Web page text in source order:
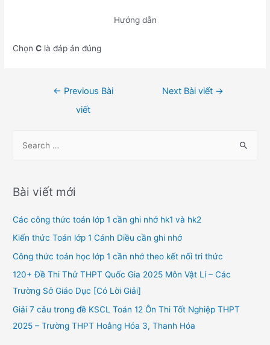
Hướng dẫn
ChọnC là đáp án đúng
← Previous Bài
viết
Next Bài viết →
r
h
f
o
Bài viết mới
Các công thức toán lớp 1 cần ghi nhớ hk1 và hk2
Kiến thức Toán lớp 1 Cánh Diều cần ghi nhớ
Công thức toán học lớp 1 cần nhớ theo kết nối tri thức
120+ Đề Thi Thử THPT Quốc Gia 2025 Môn Vật Lí – Các
Trường Sở Giáo Dục [Có Lời Giải]
Giải 7 câu trong đề KSCL Toán 12 Ôn Thi Tốt Nghiệp THPT
2025 – Trường THPT Hoằng Hóa 3, Thanh Hóa